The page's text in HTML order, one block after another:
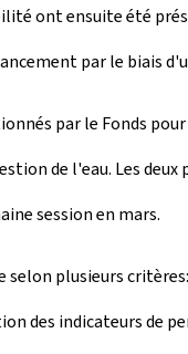
ont ensuite été
par le biais
par le Fonds
de l'eau. Les
session en mars.
plusieurs
des indicateurs de